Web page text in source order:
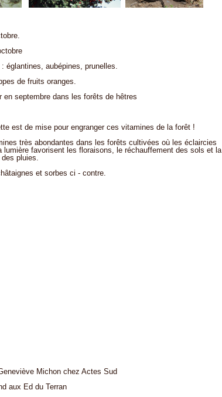
églantines, aubépines, prunelles.
de fruits oranges.
en septembre dans les forêts de hêtres
est de mise pour engranger ces vitamines de la forêt !
très abondantes dans les forêts cultivées où les éclaircies
lumière favorisent les floraisons, le réchauffement des sols et la
pluies.
et sorbes ci - contre.
Michon chez Actes Sud
aux Ed du Terran